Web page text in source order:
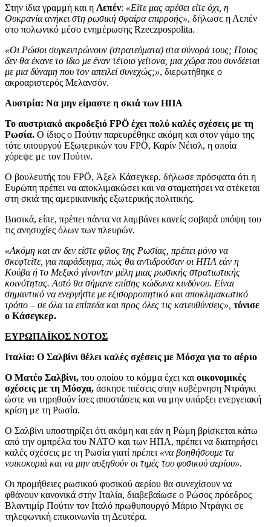
Στην ίδια γραμμή και η Λεπέν: «Είτε μας αρέσει είτε όχι, η
Ουκρανία ανήκει στη ρωσική σφαίρα επιρροής», δήλωσε η Λεπέν
στο πολωνικό μέσο ενημέρωσης Rzeczpospolita.
«Οι Ρώσοι συγκεντρώνουν (στρατεύματα) στα σύνορά τους; Ποιος
δεν θα έκανε το ίδιο με έναν τέτοιο γείτονα, μια χώρα που συνδέεται
με μια δύναμη που τον απειλεί συνεχώς;», διερωτήθηκε ο
ακροαριστερός Μελανσόν.
Αυστρία: Να μην είμαστε η σκιά των ΗΠΑ
Το αυστριακό ακροδεξιό FPÖ έχει πολύ καλές σχέσεις με τη
Ρωσία. Ο ίδιος ο Πούτιν παρευρέθηκε ακόμη και στον γάμο της
τότε υπουργού Εξωτερικών του FPÖ, Καρίν Νέισλ, η οποία
χόρεψε με τον Πούτιν.
Ο βουλευτής του FPÖ, Άξελ Κάσεγκερ, δήλωσε πρόσφατα ότι η
Ευρώπη πρέπει να αποκλιμακώσει και να σταματήσει να στέκεται
στη σκιά της αμερικανικής εξωτερικής πολιτικής.
Βασικά, είπε, πρέπει πάντα να λαμβάνει κανείς σοβαρά υπόψη του
τις ανησυχίες όλων των πλευρών.
«Ακόμη και αν δεν είστε φίλος της Ρωσίας, πρέπει μόνο να
σκεφτείτε, για παράδειγμα, πώς θα αντιδρούσαν οι ΗΠΑ εάν η
Κούβα ή το Μεξικό γίνονταν μέλη μιας ρωσικής στρατιωτικής
κοινότητας. Αυτό θα σήμανε επίσης κώδωνα κινδύνου. Είναι
σημαντικό να ενεργήστε με εξισορροπητικό και αποκλιμακωτικό
τρόπο – σε όλα τα επίπεδα και προς όλες τις κατευθύνσεις», τόνισε
ο Κάσεγκερ.
ΕΥΡΩΠΑΪΚΟΣ ΝΟΤΟΣ
Ιταλία: Ο Σαλβίνι θέλει καλές σχέσεις με Μόσχα για το αέριο
Ο Ματέο Σαλβίνι, του οποίου το κόμμα έχει και οικονομικές
σχέσεις με τη Μόσχα, άσκησε πιέσεις στην κυβέρνηση Ντράγκι
ώστε να τηρηθούν ίσες αποστάσεις και να μην υπάρξει ενεργειακή
κρίση με τη Ρωσία.
Ο Σαλβίνι υποστηρίζει ότι ακόμη και εάν η Ρώμη βρίσκεται κάτω
από την ομπρέλα του ΝΑΤΟ και των ΗΠΑ, πρέπει να διατηρήσει
καλές σχέσεις με τη Ρωσία γιατί πρέπει «να βοηθήσουμε τα
νοικοκυριά και να μην αυξηθούν οι τιμές του φυσικού αερίου».
Οι προμήθειες ρωσικού φυσικού αερίου θα συνεχίσουν να
φθάνουν κανονικά στην Ιταλία, διαβεβαίωσε ο Ρώσος πρόεδρος
Βλαντιμίρ Πούτιν τον Ιταλό πρωθυπουργό Μάριο Ντράγκι σε
τηλεφωνική επικοινωνία τη Δευτέρα.